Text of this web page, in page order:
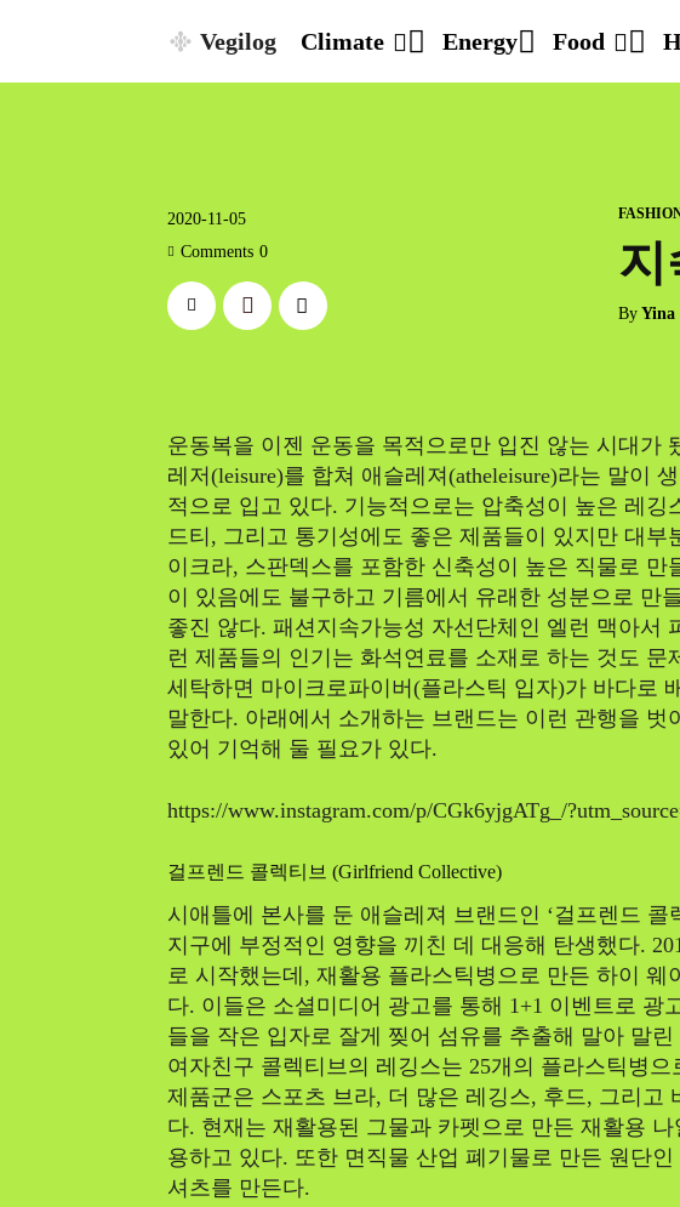
Vegilog Climate Energy Food
2020-11-05
Comments 0 지
By Yina
운동복을 이젠 운동을 목적으로만 입진 않는 시대가
레저(leisure)를 합쳐 애슬레져(atheleisure)라는 말이
적으로 입고 있다. 기능적으로는 압축성이 높은 레깅
드티, 그리고 통기성에도 좋은 제품들이 있지만 대부
이크라, 스판덱스를 포함한 신축성이 높은 직물로 만
이 있음에도 불구하고 기름에서 유래한 성분으로 만
좋진 않다. 패션지속가능성 자선단체인 엘런 맥아서
런 제품들의 인기는 화석연료를 소재로 하는 것도 문
세탁하면 마이크로파이버(플라스틱 입자)가 바다로
말한다. 아래에서 소개하는 브랜드는 이런 관행을 벗
있어 기억해 둘 필요가 있다.
https://www.instagram.com/p/CGk6yjgATg_/
걸프렌드 콜렉티브 (Girlfriend Collective)
시애틀에 본사를 둔 애슬레져 브랜드인 ‘걸프렌드 콜
지구에 부정적인 영향을 끼친 데 대응해 탄생했다.
로 시작했는데, 재활용 플라스틱병으로 만든 하이 웨
다. 이들은 소셜미디어 광고를 통해 1+1 이벤트로 광
들을 작은 입자로 잘게 찢어 섬유를 추출해 말아 말
여자친구 콜렉티브의 레깅스는 25개의 플라스틱병으
제품군은 스포츠 브라, 더 많은 레깅스, 후드, 그리고
다. 현재는 재활용된 그물과 카펫으로 만든 재활용
용하고 있다. 또한 면직물 산업 폐기물로 만든 원단
셔츠를 만든다.